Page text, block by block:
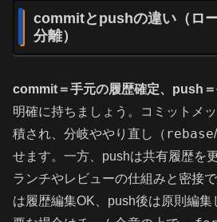
commitとpushの違い（ロ
分離）
commit＝手元の履歴確定、push＝
明確に持ちましょう。コミットメ
積され、分岐ややり直し（ rebase/
せます。一方、pushは共有履歴を
ランチやレビューの仕組みと密接
は履歴編集OK、push後は原則編